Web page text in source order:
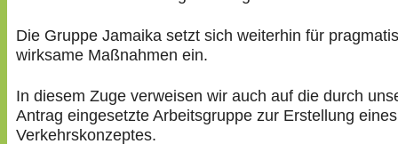
Die Gruppe Jamaika setzt sich weiterhin für
wirksame Maßnahmen ein.
In diesem Zuge verweisen wir auch auf die durch
Antrag eingesetzte Arbeitsgruppe zur Erstellung eines
Verkehrskonzeptes.